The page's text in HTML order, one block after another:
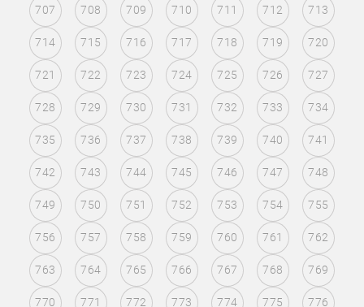
707 708 709 710 711 712 713
714 715 716 717 718 719 720
721 722 723 724 725 726 727
728 729 730 731 732 733 734
735 736 737 738 739 740 741
742 743 744 745 746 747 748
749 750 751 752 753 754 755
756 757 758 759 760 761 762
763 764 765 766 767 768 769
770 771 772 773 774 775 776